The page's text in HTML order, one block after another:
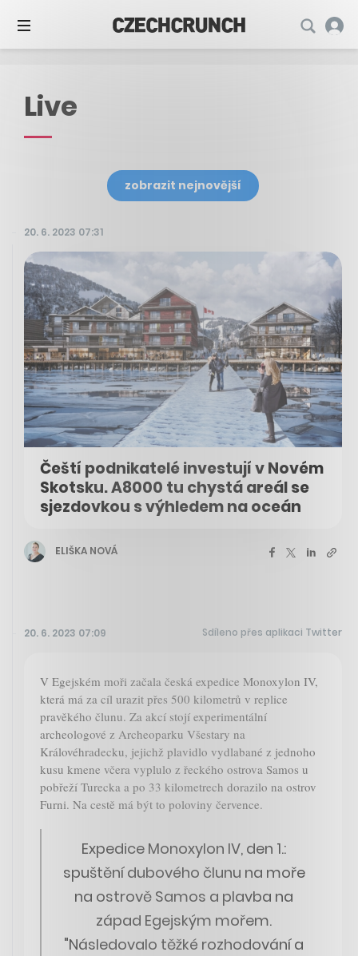
Live
zobrazit nejnovější
20. 6. 2023 07:31
Čeští podnikatelé investují v Novém
Skotsku. A8000 tu chystá areál se
sjezdovkou s výhledem na oceán
ELIŠKA NOVÁ
20. 6. 2023 07:09 Sdíleno přes aplikaci Twitter
V Egejském moři začala česká expedice Monoxylon IV,
která má za cíl urazit přes 500 kilometrů v replice
pravěkého člunu. Za akcí stojí experimentální
archeologové z Archeoparku Všestary na
Královéhradecku, jejichž plavidlo vydlabané z jednoho
kusu kmene včera vyplulo z řeckého ostrova Samos u
pobřeží Turecka a po 33 kilometrech dorazilo na ostrov
Furni. Na cestě má být to poloviny července.
Expedice Monoxylon IV, den 1.:
spuštění dubového člunu na moře
na ostrově Samos a plavba na
západ Egejským mořem.
"Následovalo těžké rozhodování a